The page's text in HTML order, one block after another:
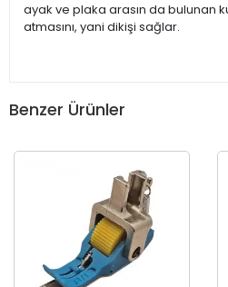
ayak ve plaka arasın da bulunan
atmasını, yani dikişi sağlar.
Benzer Ürünler